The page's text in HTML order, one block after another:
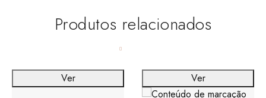
Produtos relacionados
Ver Ver